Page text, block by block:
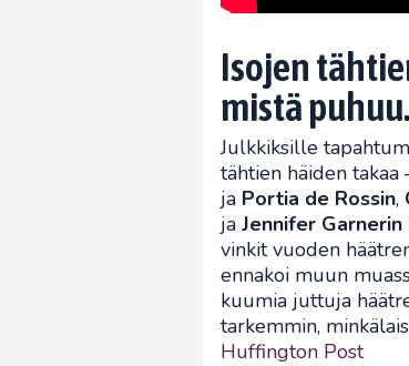
Isojen
mistä puhuu.
Julkkiksille
tähtien häiden
ja Portia de Rossin,
ja Jennifer Garnerin
vinkit vuoden
ennakoi muun
kuumia juttuja
tarkemmin,
Huffington Post